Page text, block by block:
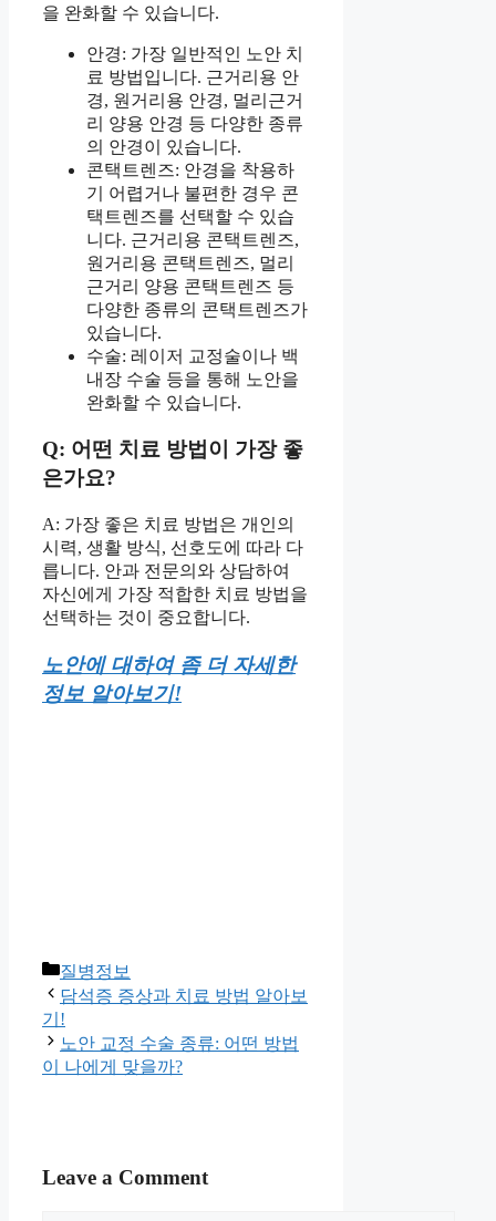
을 완화할 수 있습니다.
안경: 가장 일반적인 노안 치
료 방법입니다. 근거리용 안
경, 원거리용 안경, 멀리근거
리 양용 안경 등 다양한 종류
의 안경이 있습니다.
콘택트렌즈: 안경을 착용하
기 어렵거나 불편한 경우 콘
택트렌즈를 선택할 수 있습
니다. 근거리용 콘택트렌즈,
원거리용 콘택트렌즈, 멀리
근거리 양용 콘택트렌즈 등
다양한 종류의 콘택트렌즈가
있습니다.
수술: 레이저 교정술이나 백
내장 수술 등을 통해 노안을
완화할 수 있습니다.
Q: 어떤 치료 방법이 가장 좋
은가요?
A: 가장 좋은 치료 방법은 개인의
시력, 생활 방식, 선호도에 따라 다
릅니다. 안과 전문의와 상담하여
자신에게 가장 적합한 치료 방법을
선택하는 것이 중요합니다.
노안에 대하여 좀 더 자세한
정보 알아보기!
Categories
질병정보
담석증 증상과 치료 방법 알아보
기!
노안 교정 수술 종류: 어떤 방법
이 나에게 맞을까?
Leave a Comment